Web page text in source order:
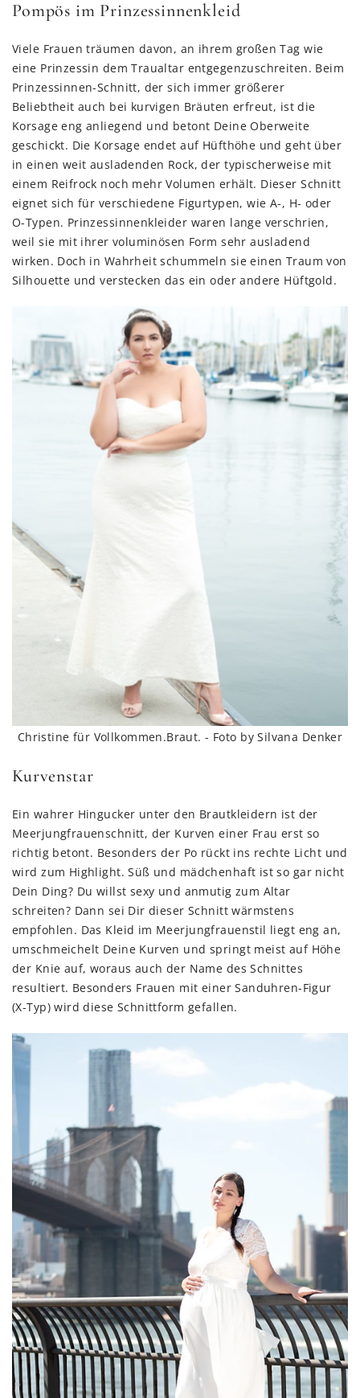
Pompös im Prinzessinnenkleid
Viele Frauen träumen davon, an ihrem großen Tag wie
eine Prinzessin dem Traualtar entgegenzuschreiten. Beim
Prinzessinnen-Schnitt, der sich immer größerer
Beliebtheit auch bei kurvigen Bräuten erfreut, ist die
Korsage eng anliegend und betont Deine Oberweite
geschickt. Die Korsage endet auf Hüfthöhe und geht über
in einen weit ausladenden Rock, der typischerweise mit
einem Reifrock noch mehr Volumen erhält. Dieser Schnitt
eignet sich für verschiedene Figurtypen, wie A-, H- oder
O-Typen. Prinzessinnenkleider waren lange verschrien,
weil sie mit ihrer voluminösen Form sehr ausladend
wirken. Doch in Wahrheit schummeln sie einen Traum von
Silhouette und verstecken das ein oder andere Hüftgold.
Christine für Vollkommen.Braut. - Foto by Silvana Denker
Kurvenstar
Ein wahrer Hingucker unter den Brautkleidern ist der
Meerjungfrauenschnitt, der Kurven einer Frau erst so
richtig betont. Besonders der Po rückt ins rechte Licht und
wird zum Highlight. Süß und mädchenhaft ist so gar nicht
Dein Ding? Du willst sexy und anmutig zum Altar
schreiten? Dann sei Dir dieser Schnitt wärmstens
empfohlen. Das Kleid im Meerjungfrauenstil liegt eng an,
umschmeichelt Deine Kurven und springt meist auf Höhe
der Knie auf, woraus auch der Name des Schnittes
resultiert. Besonders Frauen mit einer Sanduhren-Figur
(X-Typ) wird diese Schnittform gefallen.